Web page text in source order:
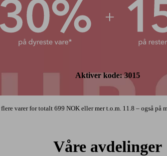
Aktiver kode: 3015
varer for totalt 699 NOK eller mer t.o.m. 11.8 – også på
Våre avdelinger